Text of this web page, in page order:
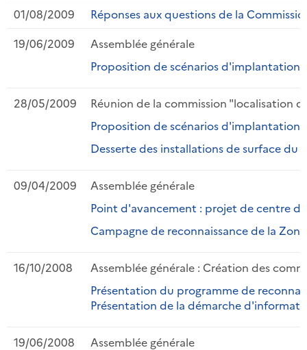
01/08/2009
Réponses aux questions de la
19/06/2009
Assemblée générale
Proposition de scénarios d'implantation
28/05/2009
Réunion de la commission "localisation
Proposition de scénarios d'implantation
Desserte des installations de surface du
09/04/2009
Assemblée générale
Point d'avancement : projet de centre
Campagne de reconnaissance de la
16/10/2008
Assemblée générale : Création des
Présentation du programme de
Présentation de la démarche
19/06/2008
Assemblée générale